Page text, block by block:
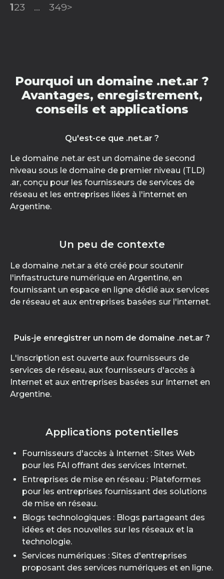
123 ... 349>
Pourquoi un domaine .net.ar ?
Avantages, enregistrement,
conseils et applications
Qu'est-ce que .net.ar ?
Le domaine .net.ar est un domaine de second
niveau sous le domaine de premier niveau (TLD)
.ar, conçu pour les fournisseurs de services de
réseau et les entreprises liées à l'internet en
Argentine.
Un peu de contexte
Le domaine .net.ar a été créé pour soutenir
l'infrastructure numérique en Argentine, en
fournissant un espace en ligne dédié aux services
de réseau et aux entreprises basées sur l'internet.
Puis-je enregistrer un nom de domaine .net.ar ?
L'inscription est ouverte aux fournisseurs de
services de réseau, aux fournisseurs d'accès à
Internet et aux entreprises basées sur Internet en
Argentine.
Applications potentielles
Fournisseurs d'accès à Internet : Sites Web
pour les FAI offrant des services Internet.
Entreprises de mise en réseau : Plateformes
pour les entreprises fournissant des solutions
de mise en réseau.
Blogs technologiques : Blogs partageant des
idées et des nouvelles sur les réseaux et la
technologie.
Services numériques : Sites d'entreprises
proposant des services numériques et en ligne.